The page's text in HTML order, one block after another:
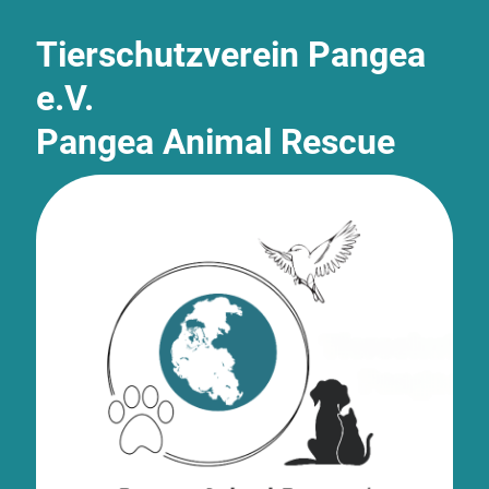
Tierschutzverein Pangea
e.V.
Pangea Animal Rescue